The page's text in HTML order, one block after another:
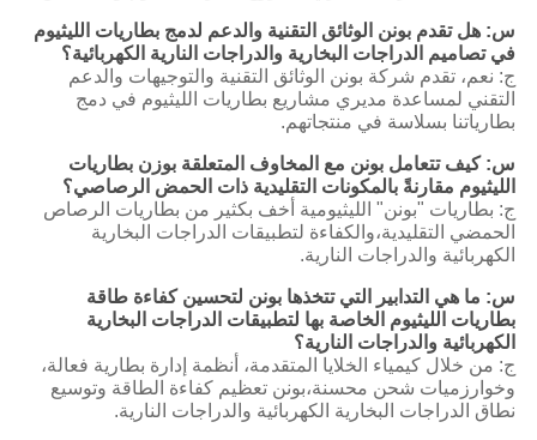
س: هل تقدم بونن الوثائق التقنية والدعم لدمج بطاريات الليثيوم
في تصاميم الدراجات البخارية والدراجات النارية الكهربائية؟
ج: نعم، تقدم شركة بونن الوثائق التقنية والتوجيهات والدعم
التقني لمساعدة مديري مشاريع بطاريات الليثيوم في دمج
بطارياتنا بسلاسة في منتجاتهم.
س: كيف تتعامل بونن مع المخاوف المتعلقة بوزن بطاريات
الليثيوم مقارنةً بالمكونات التقليدية ذات الحمض الرصاصي؟
ج: بطاريات "بونن" الليثيومية أخف بكثير من بطاريات الرصاص
الحمضي التقليدية،والكفاءة لتطبيقات الدراجات البخارية
الكهربائية والدراجات النارية.
س: ما هي التدابير التي تتخذها بونن لتحسين كفاءة طاقة
بطاريات الليثيوم الخاصة بها لتطبيقات الدراجات البخارية
الكهربائية والدراجات النارية؟
ج: من خلال كيمياء الخلايا المتقدمة، أنظمة إدارة بطارية فعالة،
وخوارزميات شحن محسنة،بونن تعظيم كفاءة الطاقة وتوسيع
نطاق الدراجات البخارية الكهربائية والدراجات النارية.